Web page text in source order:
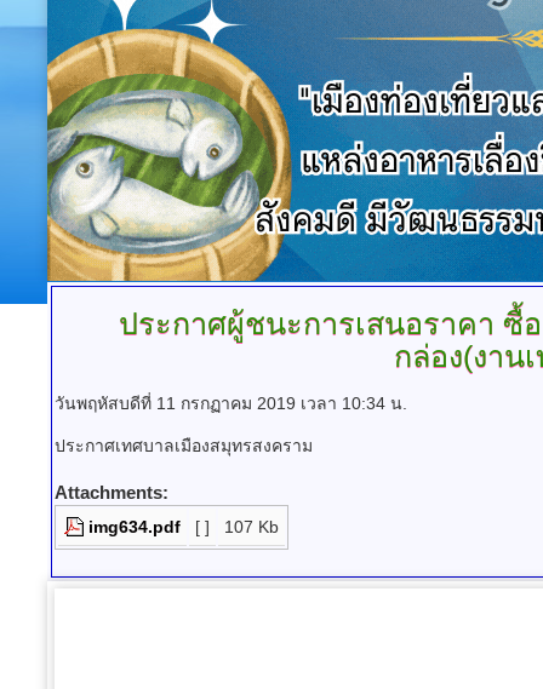
ประกาศผู้ชนะการเสนอราคา ซื้
กล่อง(งาน
วันพฤหัสบดีที่ 11 กรกฏาคม 2019 เวลา 10:34 น.
ประกาศเทศบาลเมืองสมุทรสงคราม
Attachments:
img634.pdf [ ] 107 Kb